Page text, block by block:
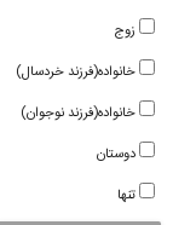
زوج
خانواده(فرزند خردسال)
خانواده(فرزند نوجوان)
دوستان
تنها